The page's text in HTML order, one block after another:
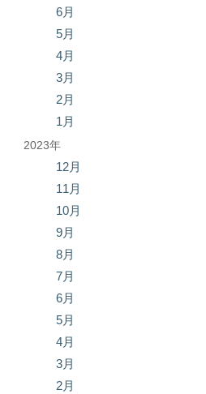
6月
5月
4月
3月
2月
1月
2023年
12月
11月
10月
9月
8月
7月
6月
5月
4月
3月
2月